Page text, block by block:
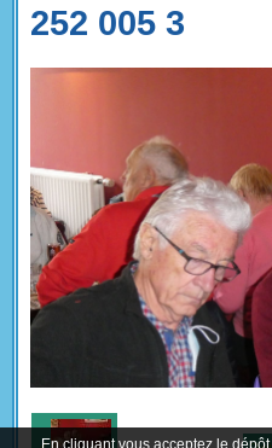
252 005 3
En cliquant vous acceptez le